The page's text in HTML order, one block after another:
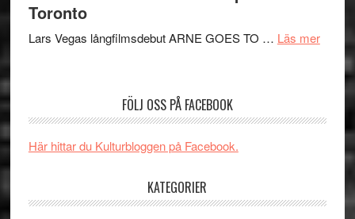
–
mörker
imponerande
Toronto
Lars Vegas långfilmsdebut ARNE GOES TO … Läs merom
Vegas
GOES
FÖLJ OSS PÅ FACEBOOK
Här hittar du Kulturbloggen på Facebook.
KATEGORIER